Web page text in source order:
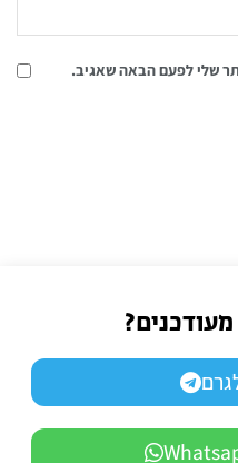
שלי לפעם הבאה שאגיב.